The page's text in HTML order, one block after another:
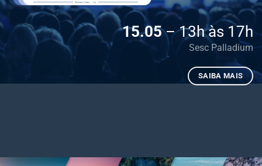
15.05– 13h às 17h
Sesc Palladium
SAIBA MAIS